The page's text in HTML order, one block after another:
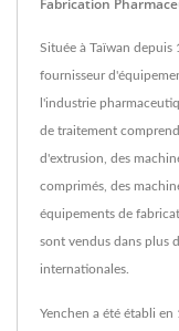
Fabrication
Située à Taïwan depuis
fournisseur
l'industrie
de traitement
d'extrusion, des
comprimés, des
équipements de
sont vendus dans plus
internationales.
Yenchen a été établi